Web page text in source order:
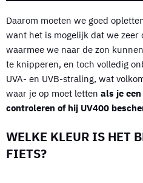
Daarom moeten we goed
want het is mogelijk dat we zeer
waarmee we naar de zon
te knipperen, en toch volledig
UVA- en UVB-straling, wat
waar je op moet letten als je
controleren of hij UV400
WELKE KLEUR IS HET
FIETS?